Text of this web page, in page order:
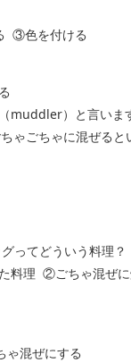
③色を付ける
muddler）と言いま
ゃごちゃに混ぜると
ってどういう料理？
料理 ②ごちゃ混ぜ
混ぜにする